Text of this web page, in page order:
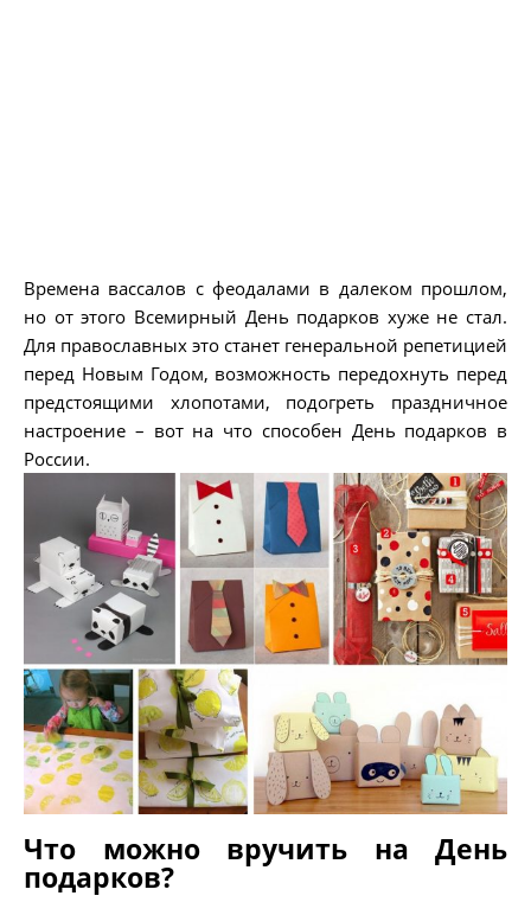
Времена вассалов с феодалами в далеком прошлом,
но от этого Всемирный День подарков хуже не стал.
Для православных это станет генеральной репетицией
перед Новым Годом, возможность передохнуть перед
предстоящими хлопотами, подогреть праздничное
настроение – вот на что способен День подарков в
России.
Что можно вручить на День
подарков?